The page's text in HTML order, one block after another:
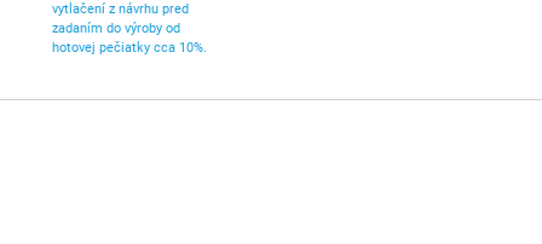
vytlačení z návrhu pred
zadaním do výroby od
hotovej pečiatky cca 10%.